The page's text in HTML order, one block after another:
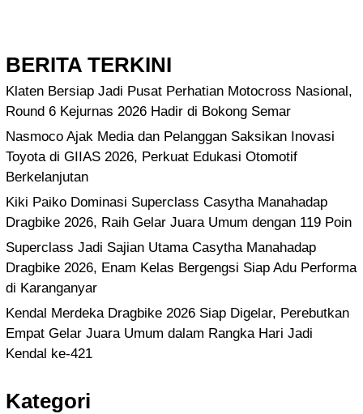
BERITA TERKINI
Klaten Bersiap Jadi Pusat Perhatian Motocross Nasional,
Round 6 Kejurnas 2026 Hadir di Bokong Semar
Nasmoco Ajak Media dan Pelanggan Saksikan Inovasi
Toyota di GIIAS 2026, Perkuat Edukasi Otomotif
Berkelanjutan
Kiki Paiko Dominasi Superclass Casytha Manahadap
Dragbike 2026, Raih Gelar Juara Umum dengan 119 Poin
Superclass Jadi Sajian Utama Casytha Manahadap
Dragbike 2026, Enam Kelas Bergengsi Siap Adu Performa
di Karanganyar
Kendal Merdeka Dragbike 2026 Siap Digelar, Perebutkan
Empat Gelar Juara Umum dalam Rangka Hari Jadi
Kendal ke-421
Kategori